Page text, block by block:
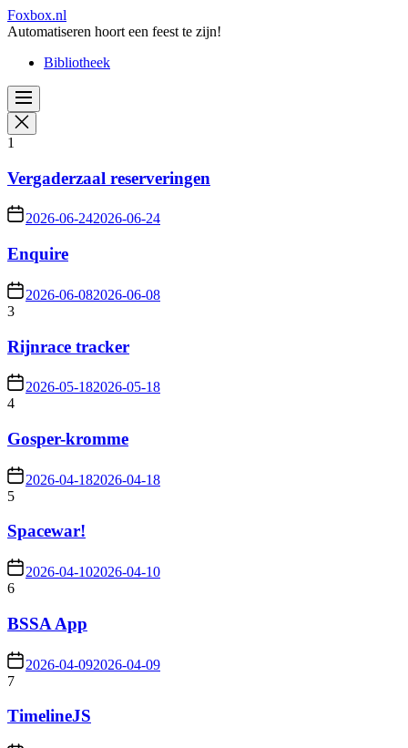
Skip
to
content
Foxbox.nl
Automatiseren hoort een feest te zijn!
Bibliotheek
1
Vergaderzaal reserveringen
2026-06-242026-06-24
Enquire
2026-06-082026-06-08
3
Rijnrace tracker
2026-05-182026-05-18
4
Gosper-kromme
2026-04-182026-04-18
5
Spacewar!
2026-04-102026-04-10
6
BSSA App
2026-04-092026-04-09
7
TimelineJS